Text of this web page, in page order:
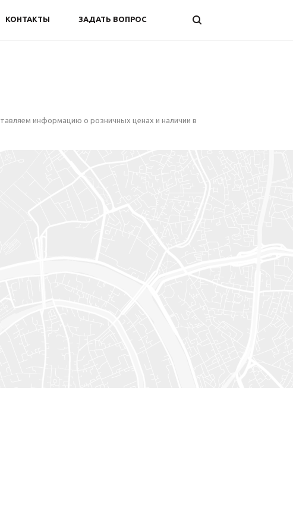
КОНТАКТЫ ЗАДАТЬ ВОПРОС
информацию о розничных ценах и наличии в